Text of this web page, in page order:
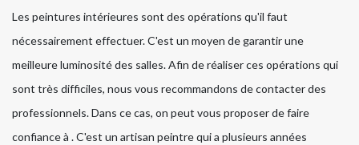
Les peintures intérieures sont des opérations qu'il faut
nécessairement effectuer. C'est un moyen de garantir une
meilleure luminosité des salles. Afin de réaliser ces opérations qui
sont très difficiles, nous vous recommandons de contacter des
professionnels. Dans ce cas, on peut vous proposer de faire
confiance à . C'est un artisan peintre qui a plusieurs années